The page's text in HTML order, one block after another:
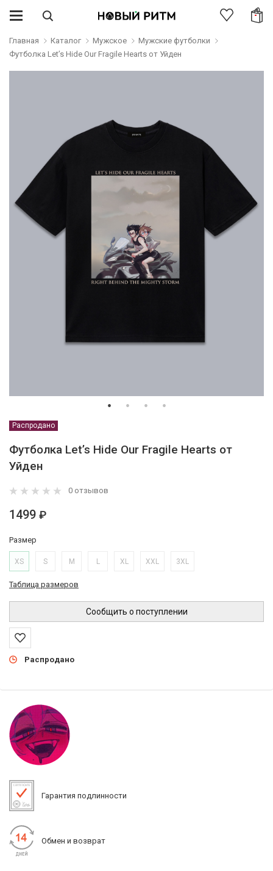
Главная Каталог Мужское
Мужские футболки
Футболка Let’s Hide Our Fragile Hearts от Уйден
Распродано
Футболка Let’s Hide Our Fragile Hearts от
Уйден
0 отзывов
1499 ₽
Размер
XS S M L XL XXL 3XL
Таблица размеров
Распродано
Сообщить о поступлении
Гарантия подлинности
Обмен и возврат